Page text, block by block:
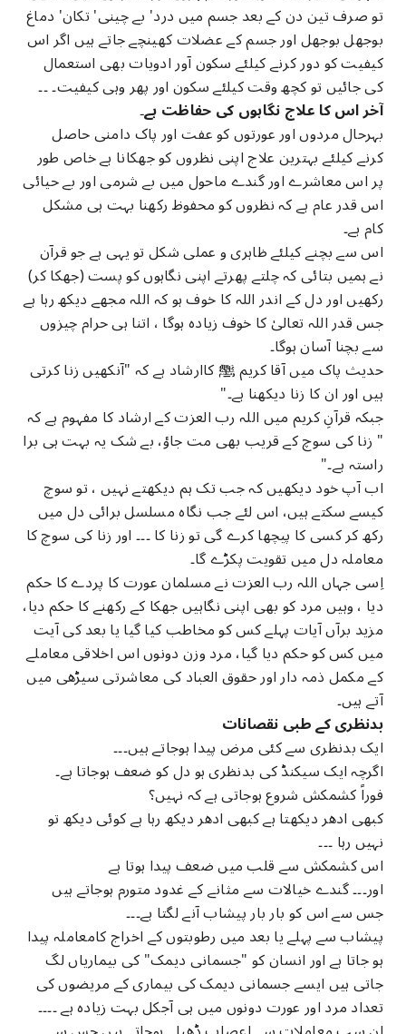
تو صرف تین دن کے بعد جسم میں درد' بے چینی' تکان' دماغ
بوجھل بوجھل اور جسم کے عضلات کھینچے جاتے ہیں اگر اس
کیفیت کو دور کرنے کیلئے سکون آور ادویات بھی استعمال
کی جائیں تو کچھ وقت کیلئے سکون اور پھر وہی کیفیت۔ ۔۔
آخر اس کا علاج نگاہوں کی حفاظت ہے۔
بہرحال مردوں اور عورتوں کو عفت اور پاک دامنی حاصل
کرنے کیلئے بہترین علاج اپنی نظروں کو جھکانا ہے خاص طور
پر اس معاشرے اور گندے ماحول میں بے شرمی اور بے حیائی
اس قدر عام ہے کہ نظروں کو محفوظ رکھنا بہت ہی مشکل
کام ہے۔
اس سے بچنے کیلئے ظاہری و عملی شکل تو یہی ہے جو قرآن
نے ہمیں بتائی کہ چلتے پھرتے اپنی نگاہوں کو پست (جھکا کر)
رکھیں اور دل کے اندر اللہ کا خوف ہو کہ اللہ مجھے دیکھ رہا ہے
جس قدر اللہ تعالیٰ کا خوف زیادہ ہوگا ، اتنا ہی حرام چیزوں
سے بچنا آسان ہوگا۔
حدیث پاک میں آقا کریم ﷺ کاارشاد ہے کہ "آنکھیں زنا کرتی
ہیں اور ان کا زنا دیکھنا ہے۔"
جبکہ قرآنِ کریم میں اللہ رب العزت کے ارشاد کا مفہوم ہے کہ
" زنا کی سوچ کے قریب بھی مت جاؤ، بے شک یہ بہت ہی برا
راستہ ہے۔"
اب آپ خود دیکھیں کہ جب تک ہم دیکھتے نہیں ، تو سوچ
کیسے سکتے ہیں، اس لئے جب نگاہ مسلسل برائی دل میں
رکھ کر کسی کا پیچھا کرے گی تو زنا کا ۔۔۔ اور زنا کی سوچ کا
معاملہ دل میں تقویت پکڑے گا۔
اِسی جہاں اللہ رب العزت نے مسلمان عورت کا پردے کا حکم
دیا ، وہیں مرد کو بھی اپنی نگاہیں جھکا کے رکھنے کا حکم دیا،
مزید برآں آیات پہلے کس کو مخاطب کیا گیا یا بعد کی آیت
میں کس کو حکم دیا گیا، مرد وزن دونوں اس اخلاقی معاملے
کے مکمل ذمہ دار اور حقوق العباد کی معاشرتی سیڑھی میں
آتے ہیں۔
بدنظری کے طبی نقصانات
ایک بدنظری سے کئی مرض پیدا ہوجاتے ہیں۔۔۔
اگرچہ ایک سیکنڈ کی بدنظری ہو دل کو ضعف ہوجاتا ہے۔
فوراً کشمکش شروع ہوجاتی ہے کہ نہیں؟
کبھی ادھر دیکھتا ہے کبھی ادھر دیکھ رہا ہے کوئی دیکھ تو
نہیں رہا ۔۔۔
اس کشمکش سے قلب میں ضعف پیدا ہوتا ہے
اور۔۔۔ گندے خیالات سے مثانے کے غدود متورم ہوجاتے ہیں
جس سے اس کو بار بار پیشاب آنے لگتا ہے۔۔۔
پیشاب سے پہلے یا بعد میں رطوبتوں کے اخراج کامعاملہ پیدا
ہو جاتا ہے اور انسان کو "جسمانی دیمک" کی بیماریاں لگ
جاتی ہیں ایسے جسمانی دیمک کی بیماری کے مریضوں کی
تعداد مرد اور عورت دونوں میں ہی آجکل بہت زیادہ ہے ۔۔۔۔